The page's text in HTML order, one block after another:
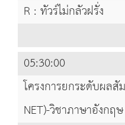
R : ทัวร์ไม่กลัวฝรั่ง
05:30:00
โครงการยกระดับผล
NET)-วิชาภาษาอังกฤษ